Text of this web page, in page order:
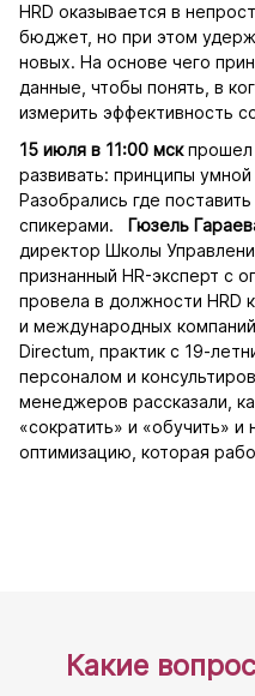
HRD оказывается в
бюджет, но при этом
новых. На основе чего
данные, чтобы понять, в
измерить эффективность
15 июля в 11:00 мскпрошел
развивать: принципы
Разобрались где
спикерами. Гюзель
директор Школы
признанный HR-эксперт с
провела в должности HRD
и международных
Directum, практик с 19-
персоналом и
менеджеров рассказали,
«сократить» и «обучить»
оптимизацию, которая
Какие